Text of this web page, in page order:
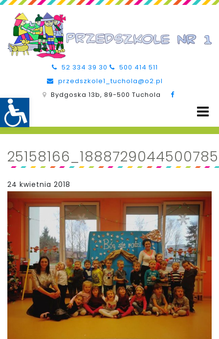
52 334 39 30
500 414 511
przedszkole1_tuchola@o2.pl
Bydgoska 13b, 89-500 Tuchola
24 kwietnia 2018